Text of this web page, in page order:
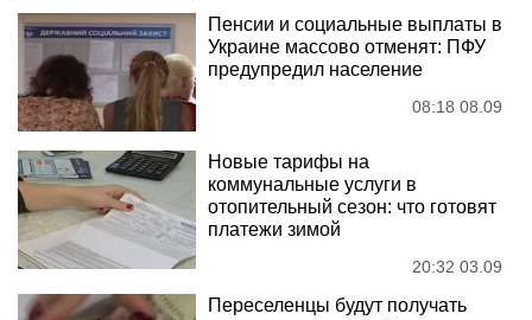
Пенсии и социальные выплаты в
Украине массово отменят: ПФУ
предупредил население
08:18 08.09
Новые тарифы на
коммунальные услуги в
отопительный сезон: что готовят
платежи зимой
20:32 03.09
Переселенцы будут получать